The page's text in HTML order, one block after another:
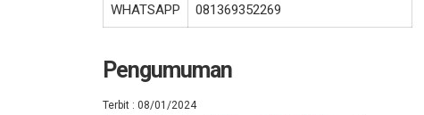
WHATSAPP 081369352269
Pengumuman
Terbit : 08/01/2024